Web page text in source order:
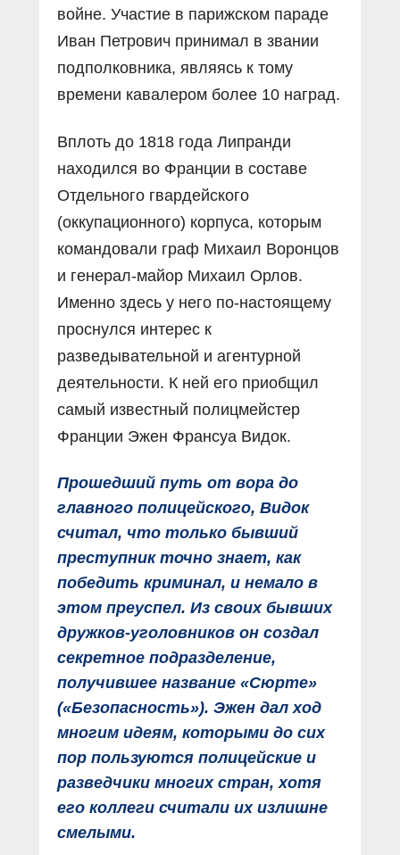
войне. Участие в парижском параде
Иван Петрович принимал в звании
подполковника, являясь к тому
времени кавалером более 10 наград.
Вплоть до 1818 года Липранди
находился во Франции в составе
Отдельного гвардейского
(оккупационного) корпуса, которым
командовали граф Михаил Воронцов
и генерал-майор Михаил Орлов.
Именно здесь у него по-настоящему
проснулся интерес к
разведывательной и агентурной
деятельности. К ней его приобщил
самый известный полицмейстер
Франции Эжен Франсуа Видок.
Прошедший путь от вора до
главного полицейского, Видок
считал, что только бывший
преступник точно знает, как
победить криминал, и немало в
этом преуспел. Из своих бывших
дружков-уголовников он создал
секретное подразделение,
получившее название «Сюрте»
(«Безопасность»). Эжен дал ход
многим идеям, которыми до сих
пор пользуются полицейские и
разведчики многих стран, хотя
его коллеги считали их излишне
смелыми.